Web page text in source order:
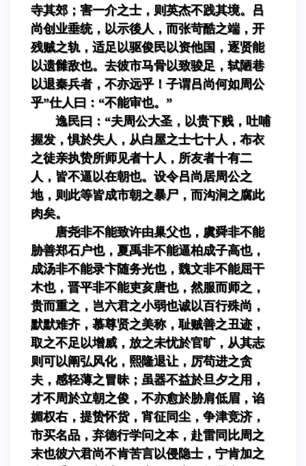
寺其郊；害一介之士，则英杰不践其境。吕
尚创业垂统，以示後人，而张苛酷之端，开
残贼之轨，适足以驱俊民以资他国，逐贤能
以遗雠敌也。去彼市马骨以致骏足，轼陋巷
以退秦兵者，不亦远乎！子谓吕尚何如周公
乎”仕人曰：“不能审也。”
逸民曰：“夫周公大圣，以贵下贱，吐哺
握发，惧於失人，从白屋之士七十人，布衣
之徒亲执贽所师见者十人，所友者十有二
人，皆不逼以在朝也。设令吕尚居周公之
地，则此等皆成市朝之暴尸，而沟涧之腐此
肉矣。
唐尧非不能致许由巢父也，虞舜非不能
胁善郑石户也，夏禹非不能逼柏成子高也，
成汤非不能录卞随务光也，魏文非不能屈干
木也，晋平非不能吏亥唐也，然服而师之，
贵而重之，岂六君之小弱也诚以百行殊尚，
默默难齐，慕尊贤之美称，耻贼善之丑迹，
取之不足以增威，放之未忧於官旷，从其志
则可以阐弘风化，熙隆退让，厉苟进之贪
夫，感轻薄之冒昧；虽器不益於旦夕之用，
才不周於立朝之俊，不亦愈於胁肩低眉，谄
媚权右，提贽怀货，宵征同尘，争津竞济，
市买名品，弃德行学问之本，赴雷同比周之
末也彼六君尚不肯苦言以侵隐士，宁肯加之